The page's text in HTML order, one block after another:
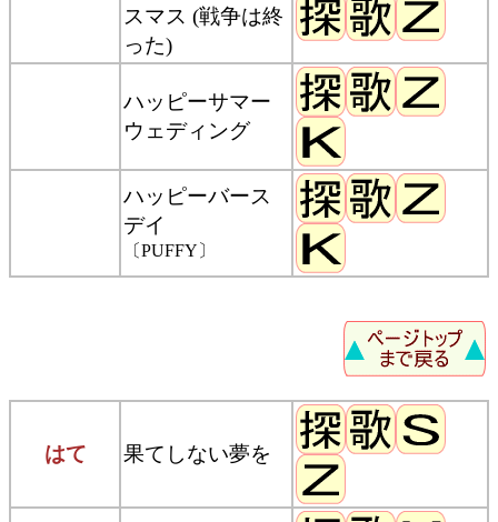
スマス (戦争は終
った)
ハッピーサマー
ウェディング
ハッピーバース
デイ
〔PUFFY〕
はて 果てしない夢を